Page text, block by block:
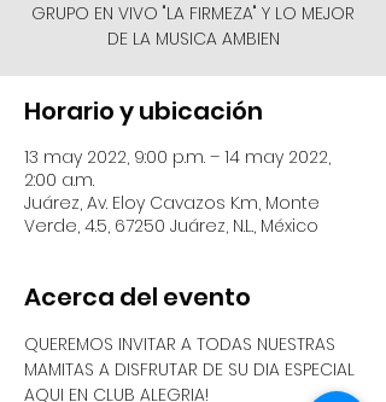
GRUPO EN VIVO "LA FIRMEZA" Y LO MEJOR
DE LA MUSICA AMBIEN
Horario y ubicación
13 may 2022, 9:00 p.m. – 14 may 2022,
2:00 a.m.
Juárez, Av. Eloy Cavazos K.m, Monte
Verde, 4.5, 67250 Juárez, N.L., México
Acerca del evento
QUEREMOS INVITAR A TODAS NUESTRAS
MAMITAS A DISFRUTAR DE SU DIA ESPECIAL
AQUI EN CLUB ALEGRIA!